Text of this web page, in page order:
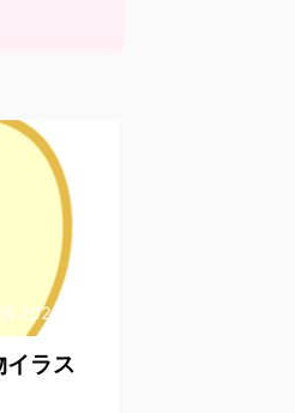
2020/9/18
ラス